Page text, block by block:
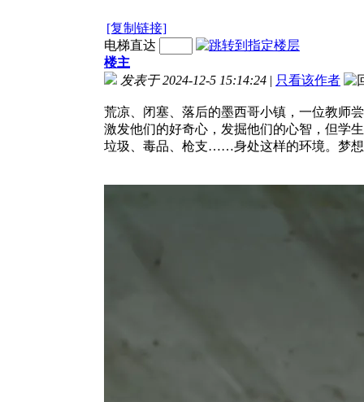
[复制链接]
电梯直达
楼主
发表于 2024-12-5 15:14:24 | 只看该作者
荒凉、闭塞、落后的墨西哥小镇，一位教师
激发他们的好奇心，发掘他们的心智，但学
垃圾、毒品、枪支……身处这样的环境。梦